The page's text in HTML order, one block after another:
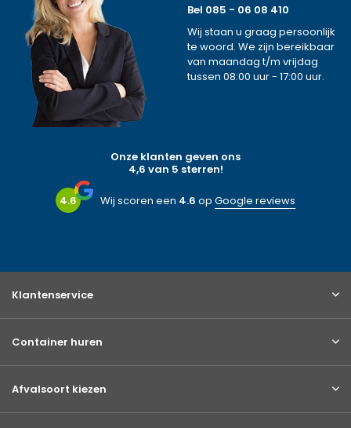
Bel 085 - 06 08 410
Wij staan u graag persoonlijk
te woord. We zijn bereikbaar
van maandag t/m vrijdag
tussen 08:00 uur - 17:00 uur.
Onze klanten geven ons
4,6 van 5 sterren!
4.6 Wij scoren een 4.6 op Google reviews
Klantenservice
Container huren
Afvalsoort kiezen